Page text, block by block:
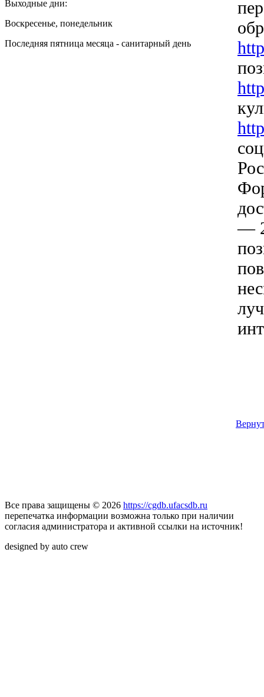
Выходные дни:
Воскресенье, понедельник
Последняя пятница месяца - санитарный день
—
Все права защищены © 2026 https://cgdb.ufacsdb.ru
перепечатка информации возможна только при наличии
согласия администратора и активной ссылки на источник!
designed by auto crew